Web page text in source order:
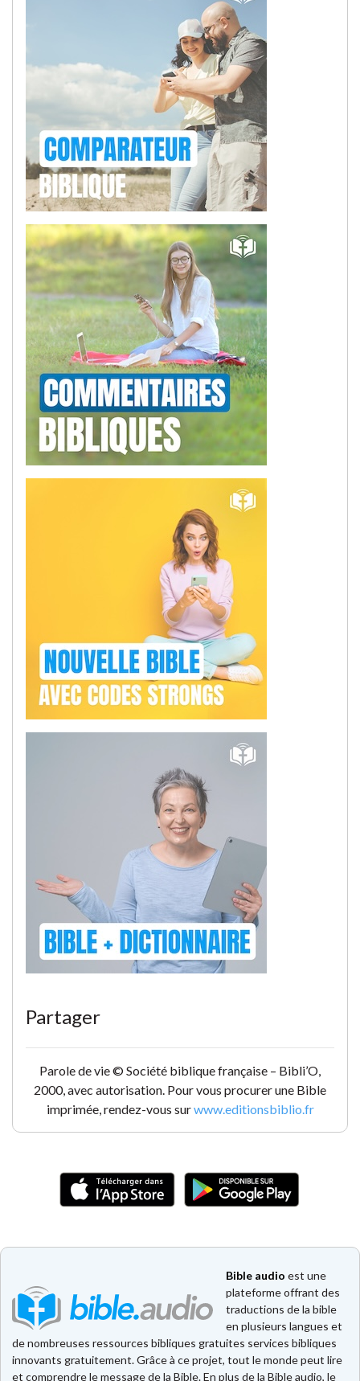
Partager
Parole de vie © Société biblique française – Bibli’O,
2000, avec autorisation. Pour vous procurer une Bible
imprimée, rendez-vous surwww.editionsbiblio.fr
Bible audio est une
plateforme offrant des
traductions de la bible
en plusieurs langues et
de nombreuses ressources bibliques gratuites services bibliques
innovants gratuitement. Grâce à ce projet, tout le monde peut lire
et comprendre le message de la Bible. En plus de la Bible audio, le